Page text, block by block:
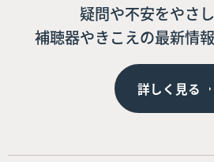
疑問や不安をやさし
補聴器やきこえの最新情
詳しく見る